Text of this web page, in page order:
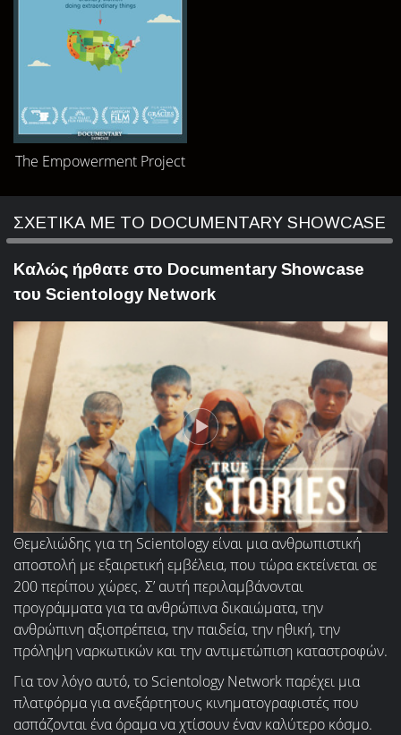
The Empowerment Project
ΣΧΕΤΙΚΑ ΜΕ ΤΟ DOCUMENTARY SHOWCASE
Καλώς ήρθατε στο Documentary Showcase
του Scientology Network
Θεμελιώδης για τη Scientology είναι μια ανθρωπιστική
αποστολή με εξαιρετική εμβέλεια, που τώρα εκτείνεται σε
200 περίπου χώρες. Σ’ αυτή περιλαμβάνονται
προγράμματα για τα ανθρώπινα δικαιώματα, την
ανθρώπινη αξιοπρέπεια, την παιδεία, την ηθική, την
πρόληψη ναρκωτικών και την αντιμετώπιση καταστροφών.
Για τον λόγο αυτό, το Scientology Network παρέχει μια
πλατφόρμα για ανεξάρτητους κινηματογραφιστές που
ασπάζονται ένα όραμα να χτίσουν έναν καλύτερο κόσμο.